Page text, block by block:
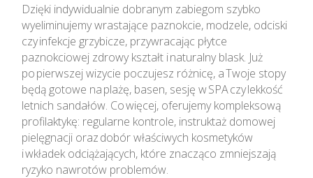
Dzięki indywidualnie dobranym zabiegom szybko
wyeliminujemy wrastające paznokcie, modzele, odciski
czy infekcje grzybicze, przywracając płytce
paznokciowej zdrowy kształt i naturalny blask. Już
po pierwszej wizycie poczujesz różnicę, a Twoje stopy
będą gotowe na plażę, basen, sesję w SPA czy lekkość
letnich sandałów. Co więcej, oferujemy kompleksową
profilaktykę: regularne kontrole, instruktaż domowej
pielęgnacji oraz dobór właściwych kosmetyków
i wkładek odciążających, które znacząco zmniejszają
ryzyko nawrotów problemów.